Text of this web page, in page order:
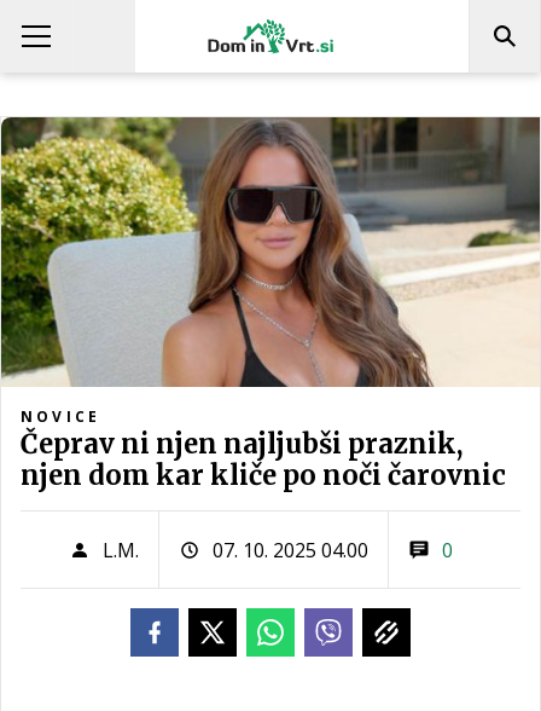
NOVICE
Čeprav ni njen najljubši praznik,
njen dom kar kliče po noči čarovnic
L.M. 07. 10. 2025 04.00 0